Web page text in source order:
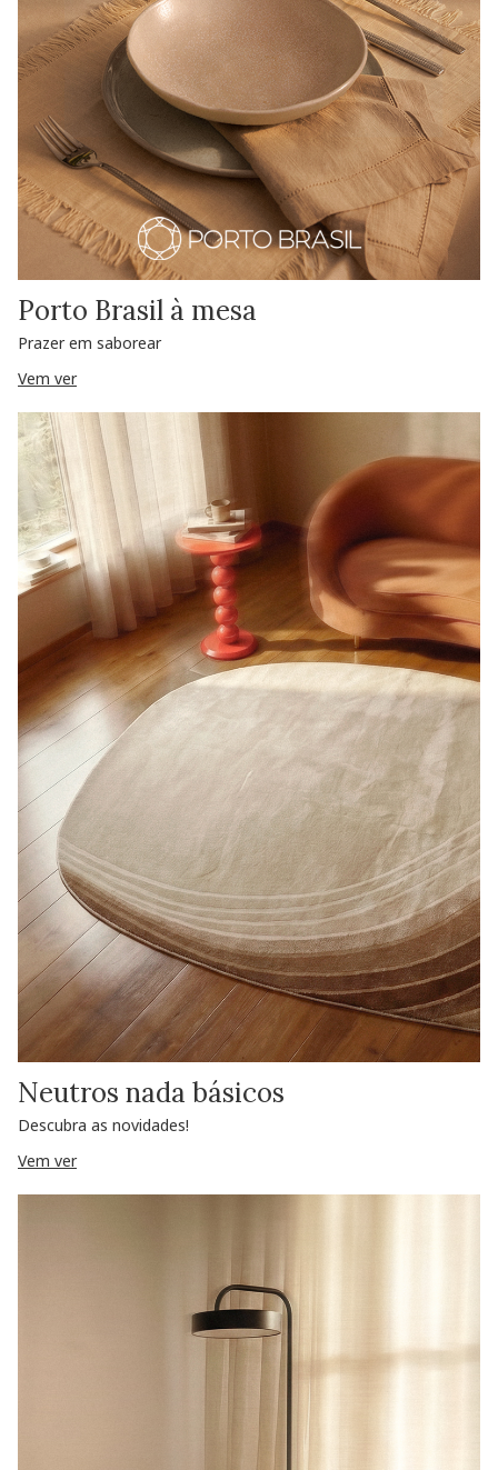
Porto Brasil à mesa
Prazer em saborear
Vem ver
Neutros nada básicos
Descubra as novidades!
Vem ver